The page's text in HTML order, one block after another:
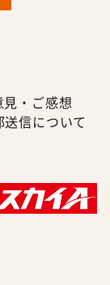
見・ご感想
信について